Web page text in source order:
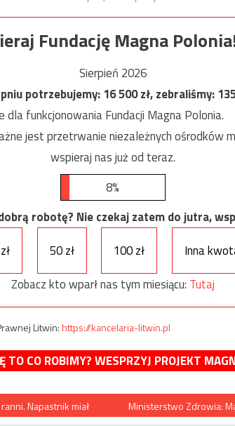
Fundację Magna
Sierpień 2026
potrzebujemy:16 500zł, zebraliśmy:
funkcjonowania Fundacji Magna Polonia.
jest przetrwanie niezależnych ośrodków
wspieraj nas już od teraz.
8%
robotę? Nie czekaj zatem do jutra,
50 zł 100 zł
Inna
Zobacz kto wparł nas tym miesiącu: Tutaj
Litwin:https://kancelaria-litwin.pl
TO CO ROBIMY? WESPRZYJ PROJEKT
Napastnik miał Ministerstwo Zdrowia: